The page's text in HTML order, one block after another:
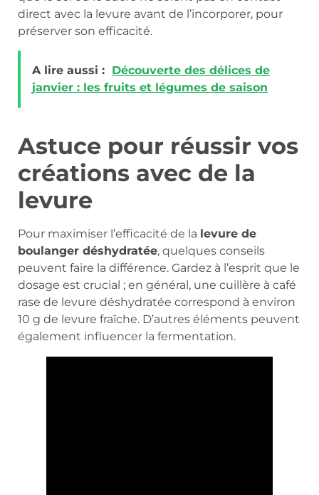
direct avec la levure avant de l’incorporer, pour
préserver son efficacité.
A lire aussi : Découverte des délices de
janvier : les fruits et légumes de saison
Astuce pour réussir vos
créations avec de la
levure
Pour maximiser l’efficacité de la levure de
boulanger déshydratée, quelques conseils
peuvent faire la différence. Gardez à l’esprit que le
dosage est crucial ; en général, une cuillère à café
rase de levure déshydratée correspond à environ
10 g de levure fraîche. D’autres éléments peuvent
également influencer la fermentation.